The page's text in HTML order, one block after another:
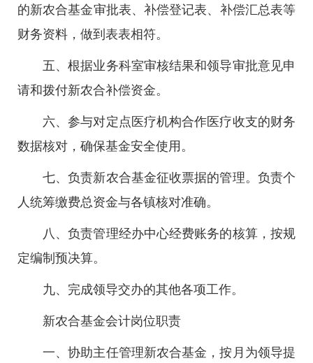
的新农合基金审批表、补偿登记表、补偿汇总表等
财务资料，做到表表相符。
五、根据业务科室审核结果和领导审批意见申
请和拨付新农合补偿资金。
六、参与对定点医疗机构合作医疗收支的财务
数据核对，确保基金安全使用。
七、负责新农合基金征收票据的管理。负责个
人统筹缴费总资金与各镇核对准确。
八、负责管理经办中心经费账务的核算，按规
定编制预决算。
九、完成领导交办的其他各项工作。
新农合基金会计岗位职责
一、协助主任管理新农合基金，按月为领导提